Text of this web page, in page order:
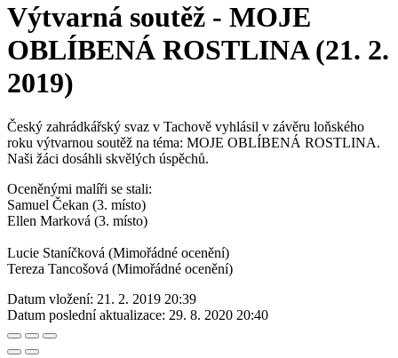
Výtvarná soutěž - MOJE
OBLÍBENÁ ROSTLINA (21. 2.
2019)
Český zahrádkářský svaz v Tachově vyhlásil v závěru loňského
roku výtvarnou soutěž na téma: MOJE OBLÍBENÁ ROSTLINA.
Naši žáci dosáhli skvělých úspěchů.
Oceněnými malíři se stali:
Samuel Čekan (3. místo)
Ellen Marková (3. místo)
Lucie Staníčková (Mimořádné ocenění)
Tereza Tancošová (Mimořádné ocenění)
Datum vložení: 21. 2. 2019 20:39
Datum poslední aktualizace: 29. 8. 2020 20:40